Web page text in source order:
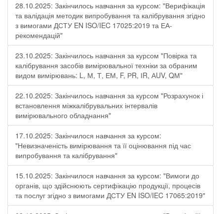
28.10.2025: Закінчилось навчання за курсом: "Верифікація
та валідація методик випробування та калібрування згідно
з вимогами ДСТУ EN ISO/IEC 17025:2019 та ЕА-
рекомендацій"
23.10.2025: Закінчилось навчання за курсом "Повірка та
калібрування засобів вимірювальної техніки за обраним
видом вимірювань: L, М, Т, ЕМ, F, РR, ІR, АUV, QМ"
22.10.2025: Закінчилось навчання за курсом "Розрахунок і
встановлення міжкалібрувальних інтервалів
вимірювального обладнання"
17.10.2025: Закінчилося навчання за курсом:
"Невизначеність вимірювання та її оцінювання під час
випробування та калібрування"
15.10.2025: Закінчилося навчання за курсом: "Вимоги до
органів, що здійснюють сертифікацію продукції, процесів
та послуг згідно з вимогами ДСТУ EN ISO/IEC 17065:2019"